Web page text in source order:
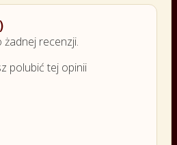
recenzji.
polubić tej opinii